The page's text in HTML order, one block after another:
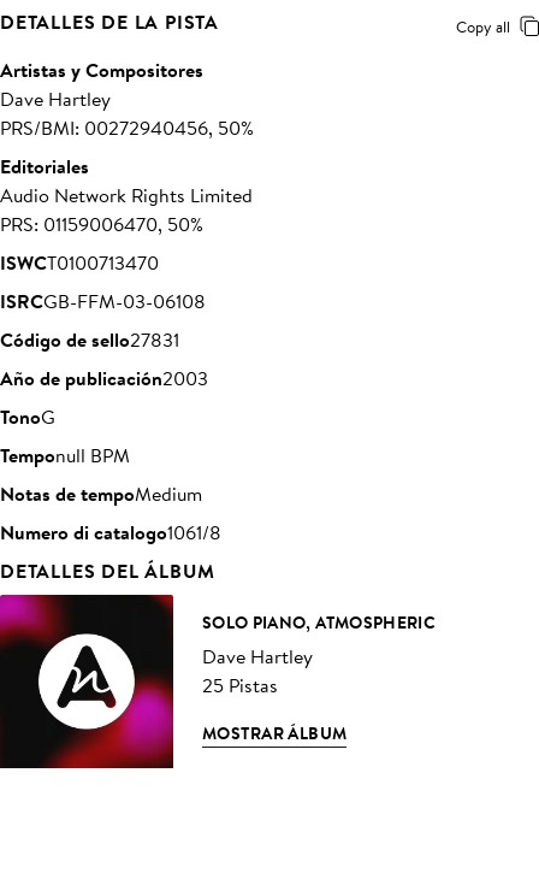
DETALLES DE LA PISTA Copy all
Artistas y Compositores
Dave Hartley
PRS/BMI: 00272940456, 50%
Editoriales
Audio Network Rights Limited
PRS: 01159006470, 50%
ISWCT0100713470
ISRCGB-FFM-03-06108
Código de sello27831
Año de publicación2003
TonoG
Temponull BPM
Notas de tempoMedium
Numero di catalogo1061/8
DETALLES DEL ÁLBUM
SOLO PIANO, ATMOSPHERIC
Dave Hartley
25 Pistas
MOSTRAR ÁLBUM